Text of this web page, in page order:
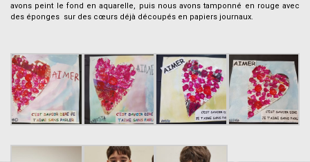
avons peint le fond en aquarelle, puis nous avons tamponné en rouge avec
des éponges sur des cœurs déjà découpés en papiers journaux.